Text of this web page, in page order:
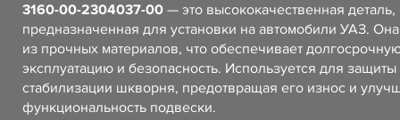
3160-00-2304037-00 — это высококачественная деталь,
предназначенная для установки на автомобили УАЗ.
из прочных материалов, что обеспечивает
эксплуатацию и безопасность. Используется для защиты
стабилизации шкворня, предотвращая его износ и
функциональность подвески.